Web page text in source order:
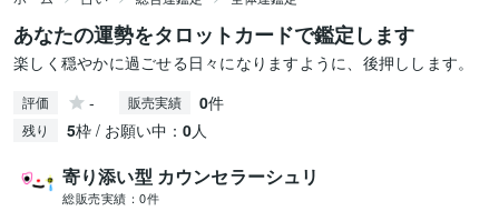
あなたの運勢をタロットカードで鑑定します
楽しく穏やかに過ごせる日々になりますように、後押しします。
評価 - 販売実績 0件
残り 5枠 / お願い中： 0人
寄り添い型 カウンセラーシュリ
総販売実績： 0件